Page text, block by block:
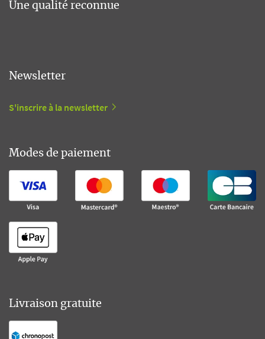
Une qualité reconnue
Newsletter
S'inscrire à la newsletter
Modes de paiement
Livraison gratuite